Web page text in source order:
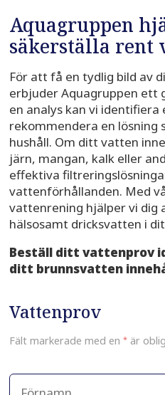
Aquagruppen
säkerställa rent
För att få en tydlig bild av
erbjuder Aquagruppen ett
en analys kan vi
rekommendera en lösning
hushåll. Om ditt vatten
järn, mangan, kalk eller
effektiva
vattenförhållanden. Med
vattenrening hjälper vi dig
hälsosamt dricksvatten i
Beställ ditt vattenprov
ditt brunnsvatten
Vattenprov
Fält markerade med en *är